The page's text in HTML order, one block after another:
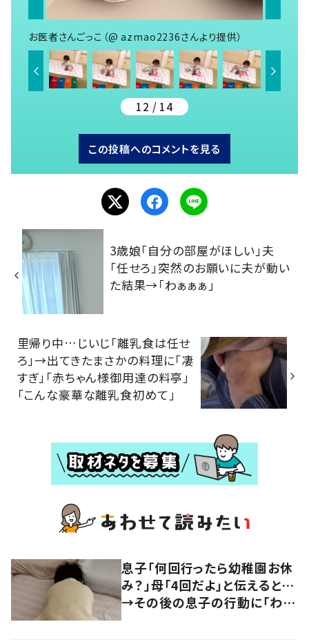
お医者さんごっこ（@ azmao2236さんより提供）
12 / 14
この投稿へのコメントを見る
3歳娘「自分の部屋がほしい」夫
「任せろ」突然のお願いに夫が動い
た結果→「わぁぁぁ」
里帰り中…じいじ「離乳食は任せ
ろ」→出てきたまさかの料理に「凄
すぎ」「赤ちゃん様御用達の料亭」
「こんな豪華な離乳食初めて」
息子「何回行ったら幼稚園お休
み？」母「4回だよ」と伝えると…
→その後の息子の行動に「わか